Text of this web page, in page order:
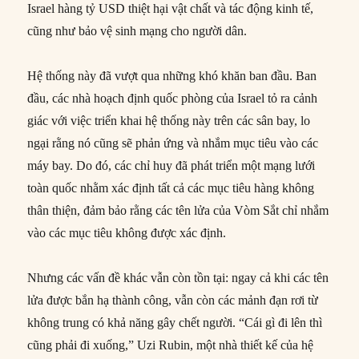
Israel hàng tỷ USD thiệt hại vật chất và tác động kinh tế,
cũng như bảo vệ sinh mạng cho người dân.
Hệ thống này đã vượt qua những khó khăn ban đầu. Ban
đầu, các nhà hoạch định quốc phòng của Israel tỏ ra cảnh
giác với việc triển khai hệ thống này trên các sân bay, lo
ngại rằng nó cũng sẽ phản ứng và nhắm mục tiêu vào các
máy bay. Do đó, các chỉ huy đã phát triển một mạng lưới
toàn quốc nhằm xác định tất cả các mục tiêu hàng không
thân thiện, đảm bảo rằng các tên lửa của Vòm Sắt chỉ nhắm
vào các mục tiêu không được xác định.
Nhưng các vấn đề khác vẫn còn tồn tại: ngay cả khi các tên
lửa được bắn hạ thành công, vẫn còn các mảnh đạn rơi từ
không trung có khả năng gây chết người. “Cái gì đi lên thì
cũng phải đi xuống,” Uzi Rubin, một nhà thiết kế của hệ